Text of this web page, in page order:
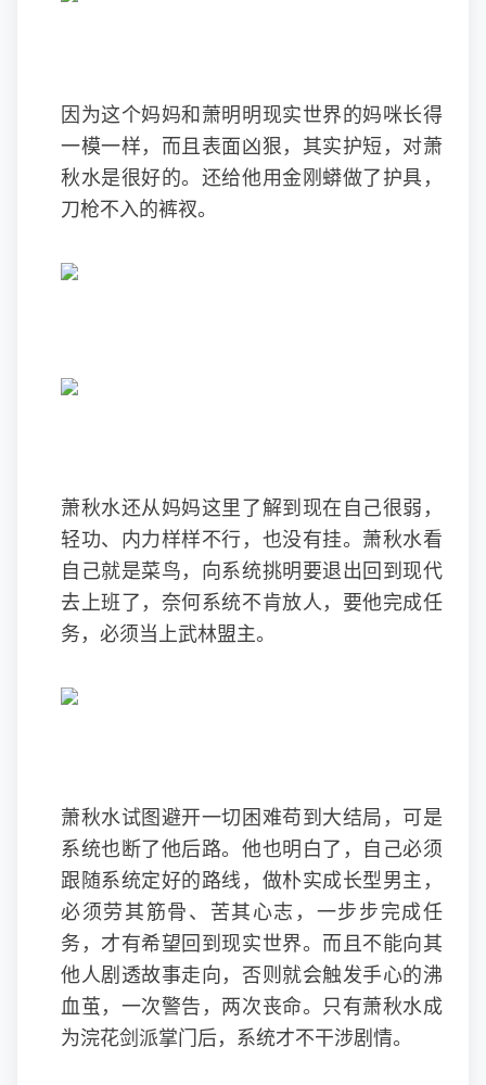
因为这个妈妈和萧明明现实世界的妈咪长得
一模一样，而且表面凶狠，其实护短，对萧
秋水是很好的。还给他用金刚蟒做了护具，
刀枪不入的裤衩。
萧秋水还从妈妈这里了解到现在自己很弱，
轻功、内力样样不行，也没有挂。萧秋水看
自己就是菜鸟，向系统挑明要退出回到现代
去上班了，奈何系统不肯放人，要他完成任
务，必须当上武林盟主。
萧秋水试图避开一切困难苟到大结局，可是
系统也断了他后路。他也明白了，自己必须
跟随系统定好的路线，做朴实成长型男主，
必须劳其筋骨、苦其心志，一步步完成任
务，才有希望回到现实世界。而且不能向其
他人剧透故事走向，否则就会触发手心的沸
血茧，一次警告，两次丧命。只有萧秋水成
为浣花剑派掌门后，系统才不干涉剧情。